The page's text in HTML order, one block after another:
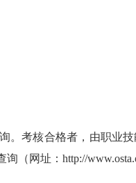
。考核合格者，由职业
（网址： http://